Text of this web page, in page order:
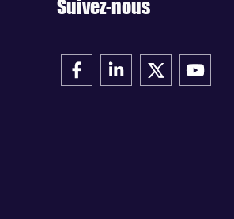
Suivez-nous